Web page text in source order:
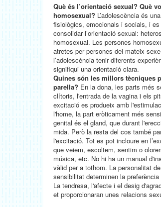
Què és l’orientació sexual? Què
homosexual? L’adolescència és
fisiològics, emocionals i socials, i
consolidar l’orientació sexual:
homosexual. Les persones
atretes per persones del mateix
l’adolescència tenir diferents
signifiqui una orientació clara.
Quines són les millors tècniques
parella? En la dona, les parts més
clítoris, l'entrada de la vagina i els
excitació es produeix amb
l'home, la part eròticament més
genital és el gland, que durant
mida. Però la resta del cos també
l'excitació. Tot es pot incloure en
que veiem, escoltem, sentim o
música, etc. No hi ha un manual
vàlid per a tothom. La personalitat
sensibilitat determinen la
La tendresa, l'afecte i el desig
et proporcionaran unes relacions